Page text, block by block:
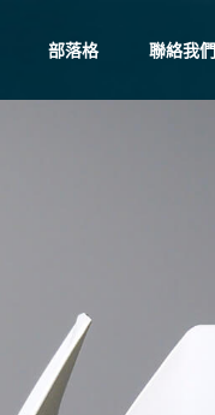
部落格 聯絡我們